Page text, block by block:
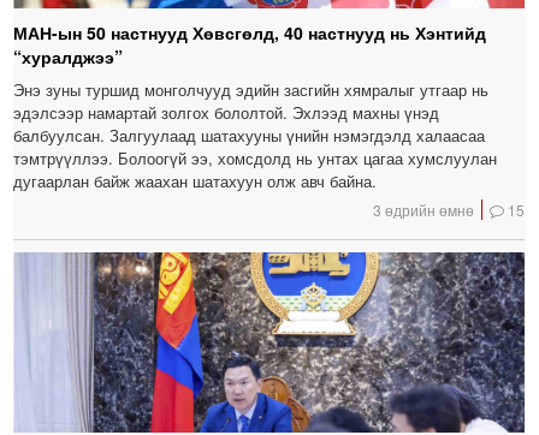
МАН-ын 50 настнууд Хөвсгөлд, 40 настнууд нь Хэнтийд
“хуралджээ”
Энэ зуны туршид монголчууд эдийн засгийн хямралыг утгаар нь
эдэлсээр намартай золгох бололтой. Эхлээд махны үнэд
балбуулсан. Залгуулаад шатахууны үнийн нэмэгдэлд халаасаа
тэмтрүүллээ. Болоогүй ээ, хомсдолд нь унтах цагаа хумслуулан
дугаарлан байж жаахан шатахуун олж авч байна.
3 өдрийн өмнө 15